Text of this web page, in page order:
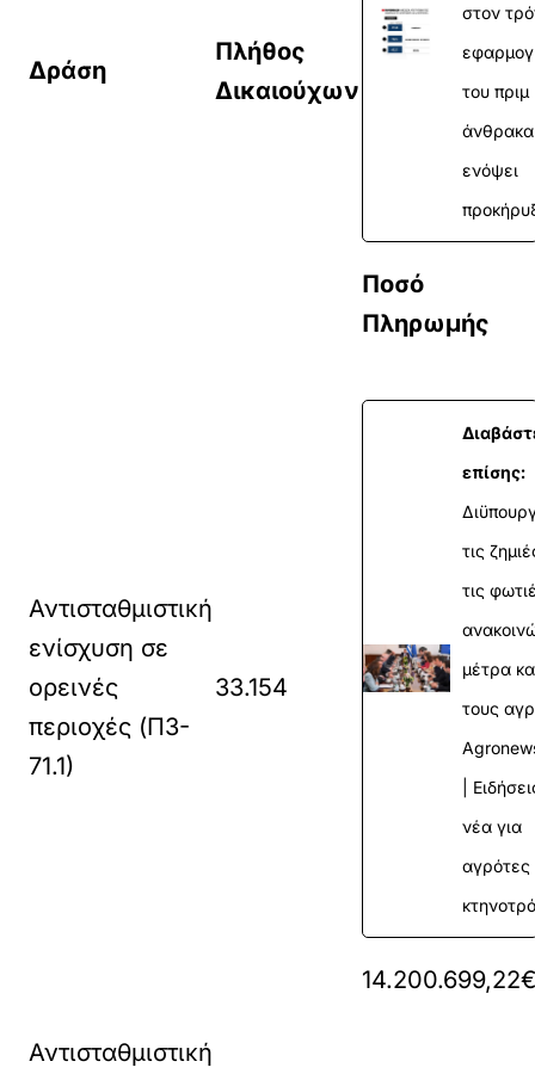
Δράση
Πλήθος
Δικαιούχων
στον
του πριμ
άνθρακα
ενόψει
Ποσό
Πληρωμής
Αντισταθμιστική
ενίσχυση σε
ορεινές
περιοχές (Π3-
71.1)
33.154
επίσης:
τις
τις
μέτρα
τους
|
νέα για
αγρότες
Αντισταθμιστική